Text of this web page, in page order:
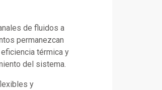
de fluidos a
permanezcan
térmica y
del sistema.
y